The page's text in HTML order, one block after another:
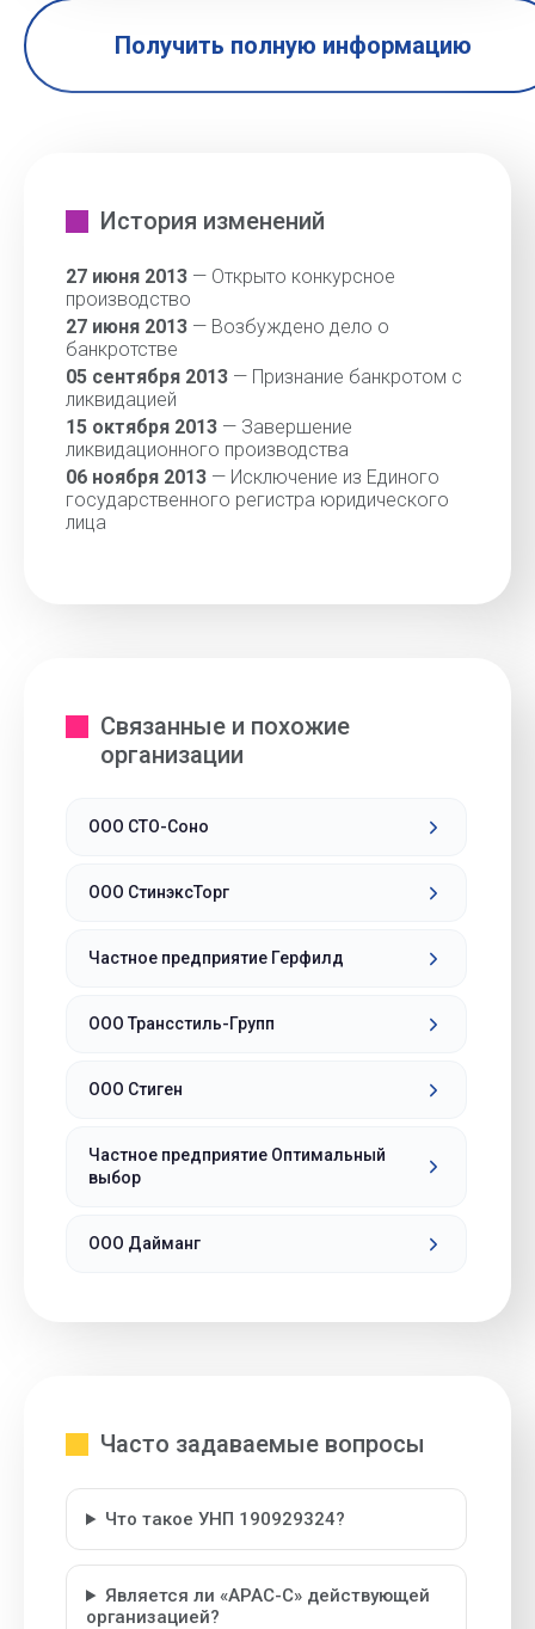
Получить полную информацию
История изменений
27 июня 2013 — Открыто конкурсное
производство
27 июня 2013 — Возбуждено дело о
банкротстве
05 сентября 2013 — Признание банкротом с
ликвидацией
15 октября 2013 — Завершение
ликвидационного производства
06 ноября 2013 — Исключение из Единого
государственного регистра юридического
лица
Связанные и похожие
организации
ООО СТО-Соно
ООО СтинэксТорг
Частное предприятие Герфилд
ООО Трансстиль-Групп
ООО Стиген
Частное предприятие Оптимальный
выбор
ООО Дайманг
Часто задаваемые вопросы
Что такое УНП 190929324?
Является ли «АРАС-С» действующей
организацией?